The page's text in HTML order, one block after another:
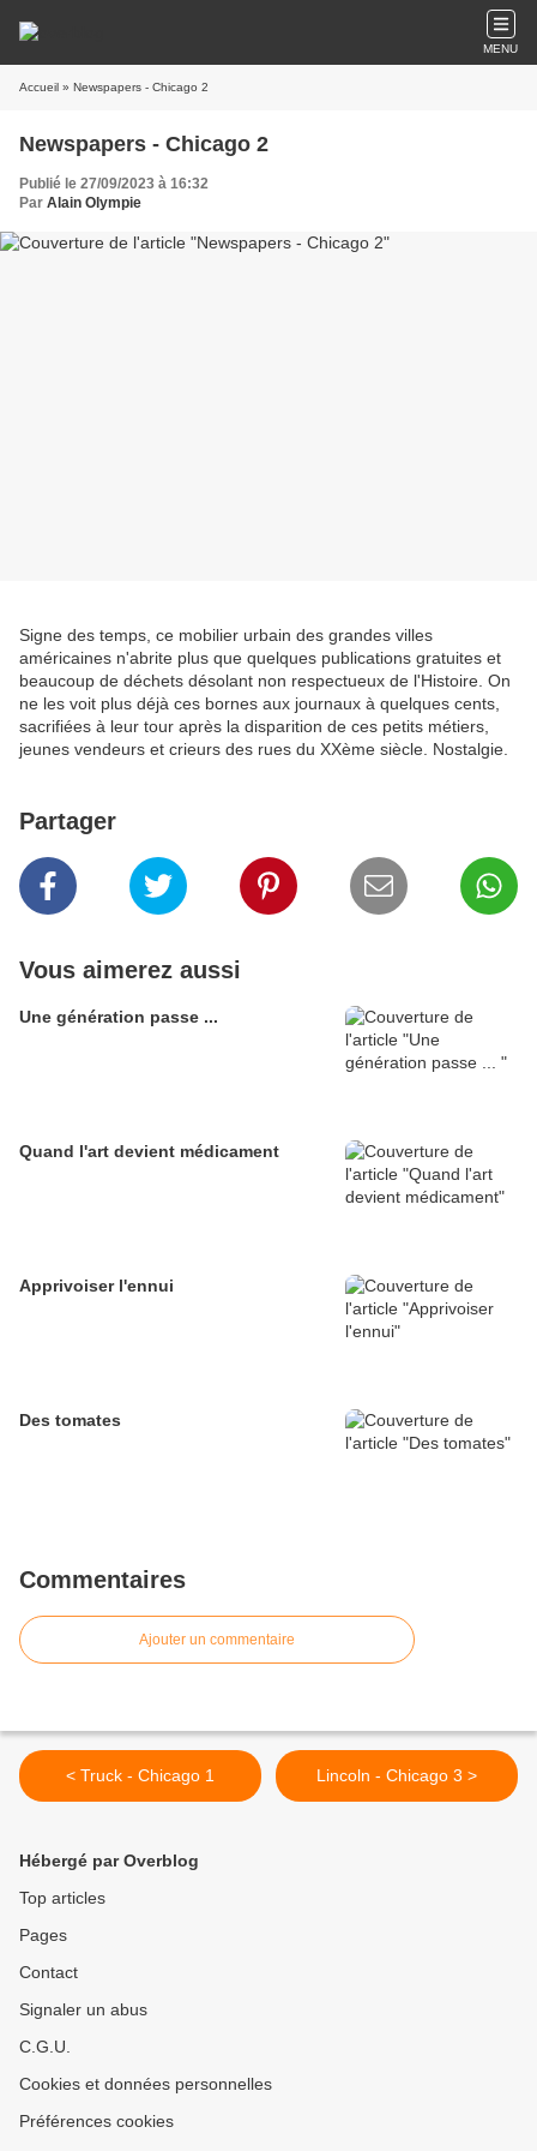
MENU
Accueil » Newspapers - Chicago 2
Newspapers - Chicago 2
Publié le 27/09/2023 à 16:32
Par Alain Olympie
Signe des temps, ce mobilier urbain des grandes villes
américaines n'abrite plus que quelques publications gratuites et
beaucoup de déchets désolant non respectueux de l'Histoire. On
ne les voit plus déjà ces bornes aux journaux à quelques cents,
sacrifiées à leur tour après la disparition de ces petits métiers,
jeunes vendeurs et crieurs des rues du XXème siècle. Nostalgie.
Partager
Vous aimerez aussi
Une génération passe ...
Quand l'art devient médicament
Apprivoiser l'ennui
Des tomates
Commentaires
Ajouter un commentaire
< Truck - Chicago 1 Lincoln - Chicago 3 >
Hébergé par Overblog
Top articles
Pages
Contact
Signaler un abus
C.G.U.
Cookies et données personnelles
Préférences cookies